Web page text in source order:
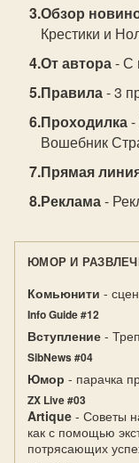
Обзор
Крестики и
От автора- С
Правила- 3
Проходилка
Вошебник
Прямая
Реклама-
ЮМОР И
Комьюнити -
Info Guide #12
Вступление -
SibNews #04
Юмор - парачка
ZX Live #03
Artique - Советы
как с помощью
потрясающих